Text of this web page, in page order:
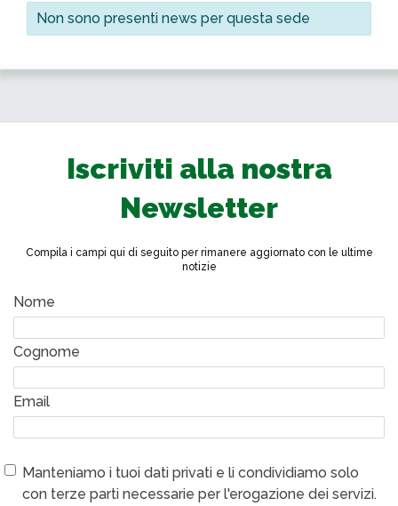
Non sono presenti news per questa sede
Iscriviti alla nostra
Newsletter
Compila i campi qui di seguito per rimanere aggiornato con le ultime
notizie
Nome
Cognome
Email
Manteniamo i tuoi dati privati e li condividiamo solo
con terze parti necessarie per l'erogazione dei servizi.